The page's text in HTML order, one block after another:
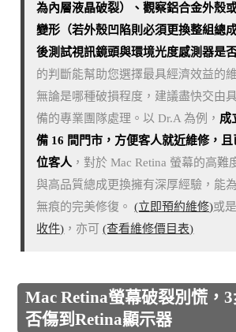
為內層液晶破裂）、觀察鋁合金外殼
變形（若外殼凹陷則必須更換整組總
後測試視訊鏡頭與環境光度感測器是
的判斷能幫助您選擇最具經濟效益的
無論是哪種破損程度，建議盡快交由
備的專業團隊處理。以 Dr.A 為例， 成
備 16 間門市，方便客人就近維修，
位客人 ，對於 Mac Retina 螢幕的高難
與高品質總成更換擁有深厚經驗，能
無痕的完美修復。(立即預約維修)或
收件) ，亦可(查看維修價目表)
Mac Retina螢幕破裂別慌，
否傷到Retina顯示器